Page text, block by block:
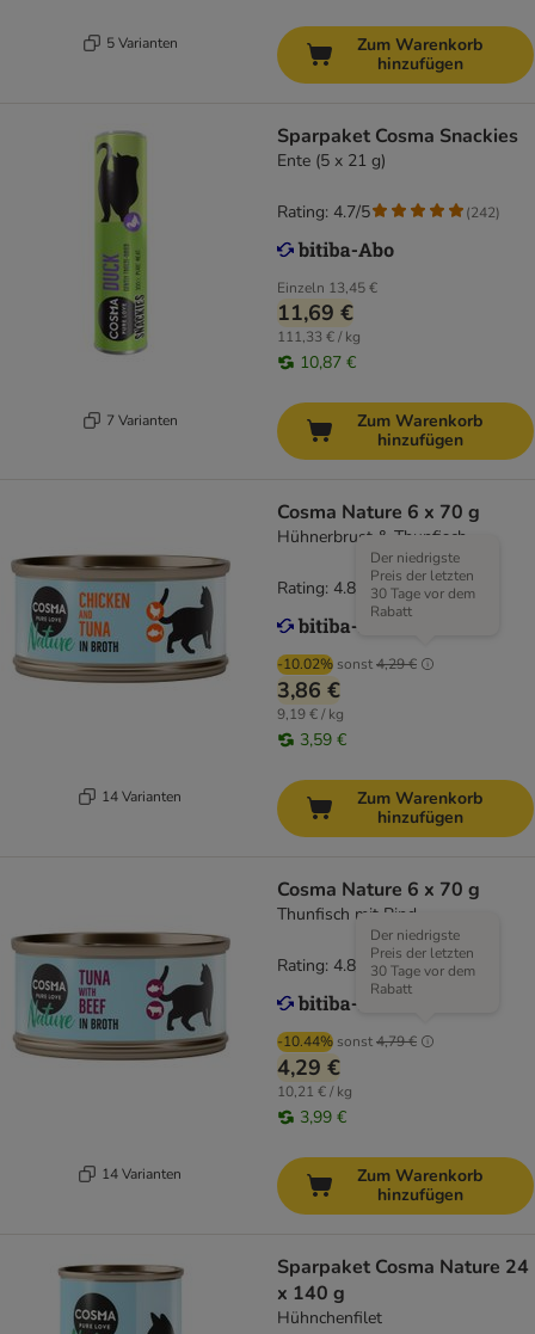
5 Varianten
Zum Warenkorb
hinzufügen
7 Varianten
Sparpaket Cosma Snackies
Ente (5 x 21 g)
Einzeln 13,45 €
11,69 €
111,33 € / kg
10,87 €
Rating: 4.7/5 (242)
Zum Warenkorb
hinzufügen
14 Varianten
Cosma Nature 6 x 70 g
Hühnerbrust & Thunfisch
-10.02% sonst4,29 €
Der niedrigste
Preis der letzten
30 Tage vor dem
Rabatt
3,86 €
9,19 € / kg
3,59 €
Rating: 4.8/5 (164
Zum Warenkorb
hinzufügen
14 Varianten
Cosma Nature 6 x 70 g
Thunfisch mit Rind
-10.44% sonst4,79 €
Der niedrigste
Preis der letzten
30 Tage vor dem
Rabatt
4,29 €
10,21 € / kg
3,99 €
Rating: 4.8/5 (164
Zum Warenkorb
hinzufügen
Sparpaket Cosma Nature 24
x 140 g
Hühnchenfilet